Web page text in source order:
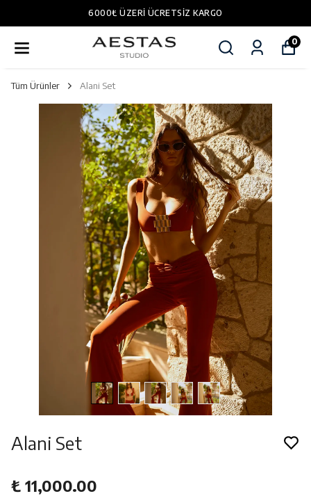
6000₺ ÜZERI ÜCRETSIZ KARGO
0
Tüm Ürünler Alani Set
Alani Set
₺ 11,000.00